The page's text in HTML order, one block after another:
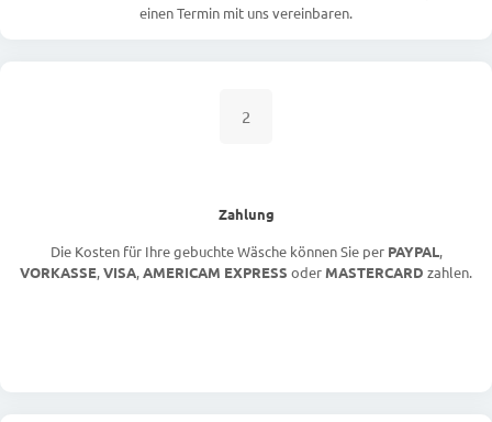
einen Termin mit uns vereinbaren.
2
Zahlung
Die Kosten für Ihre gebuchte Wäsche können Sie per PAYPAL,
VORKASSE,VISA,AMERICAM EXPRESS oder MASTERCARD zahlen.